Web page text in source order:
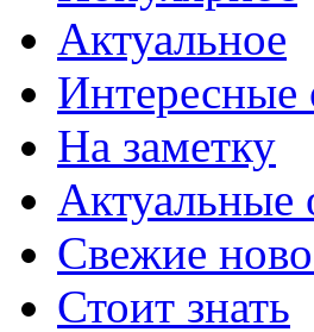
Актуальное
Интересные
На заметку
Актуальные
Свежие
Стоит знать